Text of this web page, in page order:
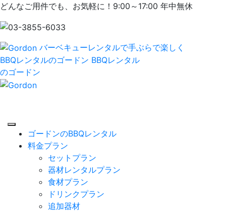
どんなご用件でも、お気軽に！9:00～17:00 年中無休
バーベキューレンタルで手ぶらで楽しく
BBQレンタルのゴードン BBQレンタル
のゴードン
ゴードンのBBQレンタル
料金プラン
セットプラン
器材レンタルプラン
食材プラン
ドリンクプラン
追加器材